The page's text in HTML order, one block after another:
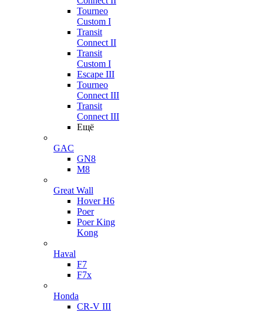
Tourneo
Custom I
Transit
Connect II
Transit
Custom I
Escape III
Tourneo
Connect III
Transit
Connect III
Ещё
GAC
GN8
M8
Great Wall
Hover H6
Poer
Poer King
Kong
Haval
F7
F7x
Honda
CR-V III